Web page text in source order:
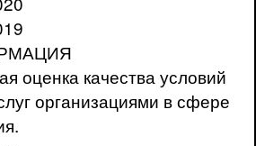
оценка качества условий
организациями в сфере